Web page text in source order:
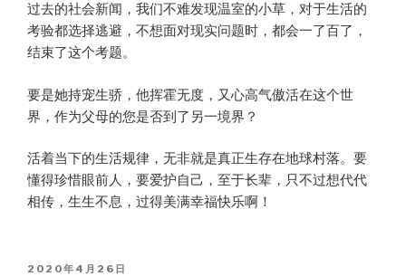
过去的社会新闻，我们不难发现温室的小草，对于生活的
考验都选择逃避，不想面对现实问题时，都会一了百了，
结束了这个考题。
要是她持宠生骄，他挥霍无度，又心高气傲活在这个世
界，作为父母的您是否到了另一境界？
活着当下的生活规律，无非就是真正生存在地球村落。要
懂得珍惜眼前人，要爱护自己，至于长辈，只不过想代代
相传，生生不息，过得美满幸福快乐啊！
POSTED
2020年4月26日